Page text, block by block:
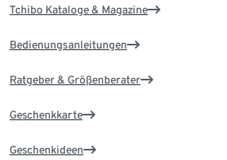
Tchibo Kataloge & Magazine
Bedienungsanleitungen
Ratgeber & Größenberater
Geschenkkarte
Geschenkideen